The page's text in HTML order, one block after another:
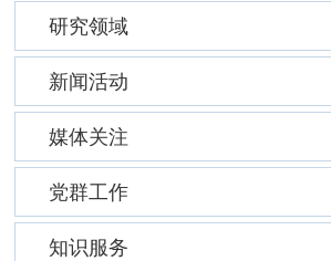
研究领域
新闻活动
媒体关注
党群工作
知识服务